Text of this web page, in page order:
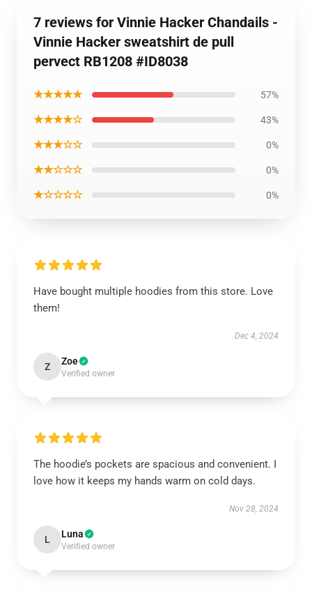
7 reviews for Vinnie Hacker Chandails -
Vinnie Hacker sweatshirt de pull
pervect RB1208 #ID8038
★★★★★ 57%
★★★★☆ 43%
★★★☆☆ 0%
★★☆☆☆ 0%
★☆☆☆☆ 0%
Have bought multiple hoodies from this store. Love
them!
Dec 4, 2024
Z Zoe
Verified owner
The hoodie’s pockets are spacious and convenient. I
love how it keeps my hands warm on cold days.
Nov 28, 2024
L Luna
Verified owner